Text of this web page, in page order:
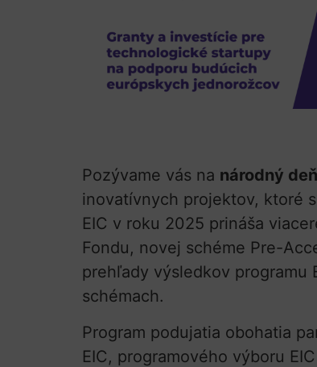
Pozývame vás na národný
inovatívnych projektov, ktoré
EIC v roku 2025 prináša
Fondu, novej schéme Pre-
prehľady výsledkov programu
schémach.
Program podujatia obohatia
EIC, programového výboru